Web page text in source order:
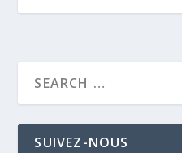
SUIVEZ-NOUS